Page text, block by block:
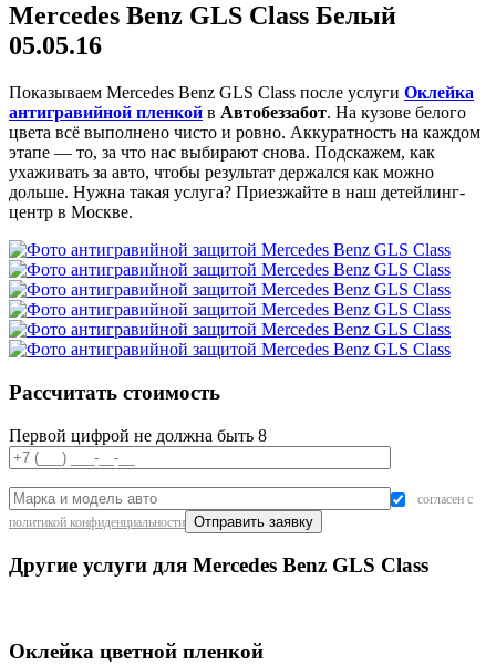
Mercedes Benz GLS Class Белый
05.05.16
Показываем Mercedes Benz GLS Class после услуги Оклейка
антигравийной пленкой в Автобеззабот. На кузове белого
цвета всё выполнено чисто и ровно. Аккуратность на каждом
этапе — то, за что нас выбирают снова. Подскажем, как
ухаживать за авто, чтобы результат держался как можно
дольше. Нужна такая услуга? Приезжайте в наш детейлинг-
центр в Москве.
Рассчитать стоимость
Первой цифрой не должна быть 8
согласен с
политикой конфиденциальности
Другие услуги для Mercedes Benz GLS Class
Оклейка цветной пленкой